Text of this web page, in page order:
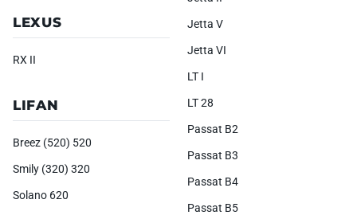
LEXUS
RX II
LIFAN
Breez (520) 520
Smily (320) 320
Solano 620
Jetta V
Jetta VI
LT I
LT 28
Passat B2
Passat B3
Passat B4
Passat B5